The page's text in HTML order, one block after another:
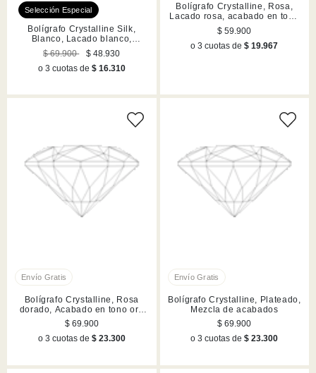
Bolígrafo Crystalline Silk,
Blanco, Lacado blanco,
cromado
$ 69.900
$ 48.930
o 3 cuotas de $ 16.310
Bolígrafo Crystalline, Rosa,
Lacado rosa, acabado en tono
cromado
$ 59.900
o 3 cuotas de$ 19.967
Bolígrafo Crystalline, Rosa
dorado, Acabado en tono oro
rosa
$ 69.900
o 3 cuotas de $ 23.300
Bolígrafo Crystalline, Plateado,
Mezcla de acabados
$ 69.900
o 3 cuotas de$ 23.300